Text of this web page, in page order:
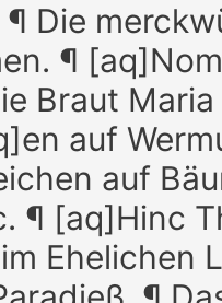
Die
¶
Braut
auf
auf
¶ [aq]Hinc
Ehelichen